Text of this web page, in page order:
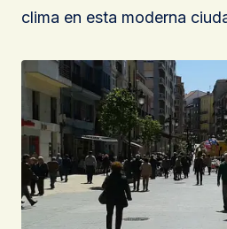
clima en esta moderna